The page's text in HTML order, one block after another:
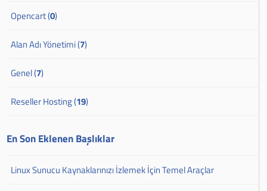
Opencart (0)
Alan Adı Yönetimi (7)
Genel (7)
Reseller Hosting (19)
En Son Eklenen Başlıklar
Linux Sunucu Kaynaklarınızı İzlemek İçin Temel Araçlar